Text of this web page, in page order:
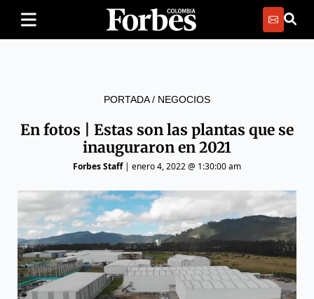
PORTADA/ NEGOCIOS
En fotos | Estas son las plantas que se
inauguraron en 2021
Forbes Staff| enero 4, 2022 @ 1:30:00 am